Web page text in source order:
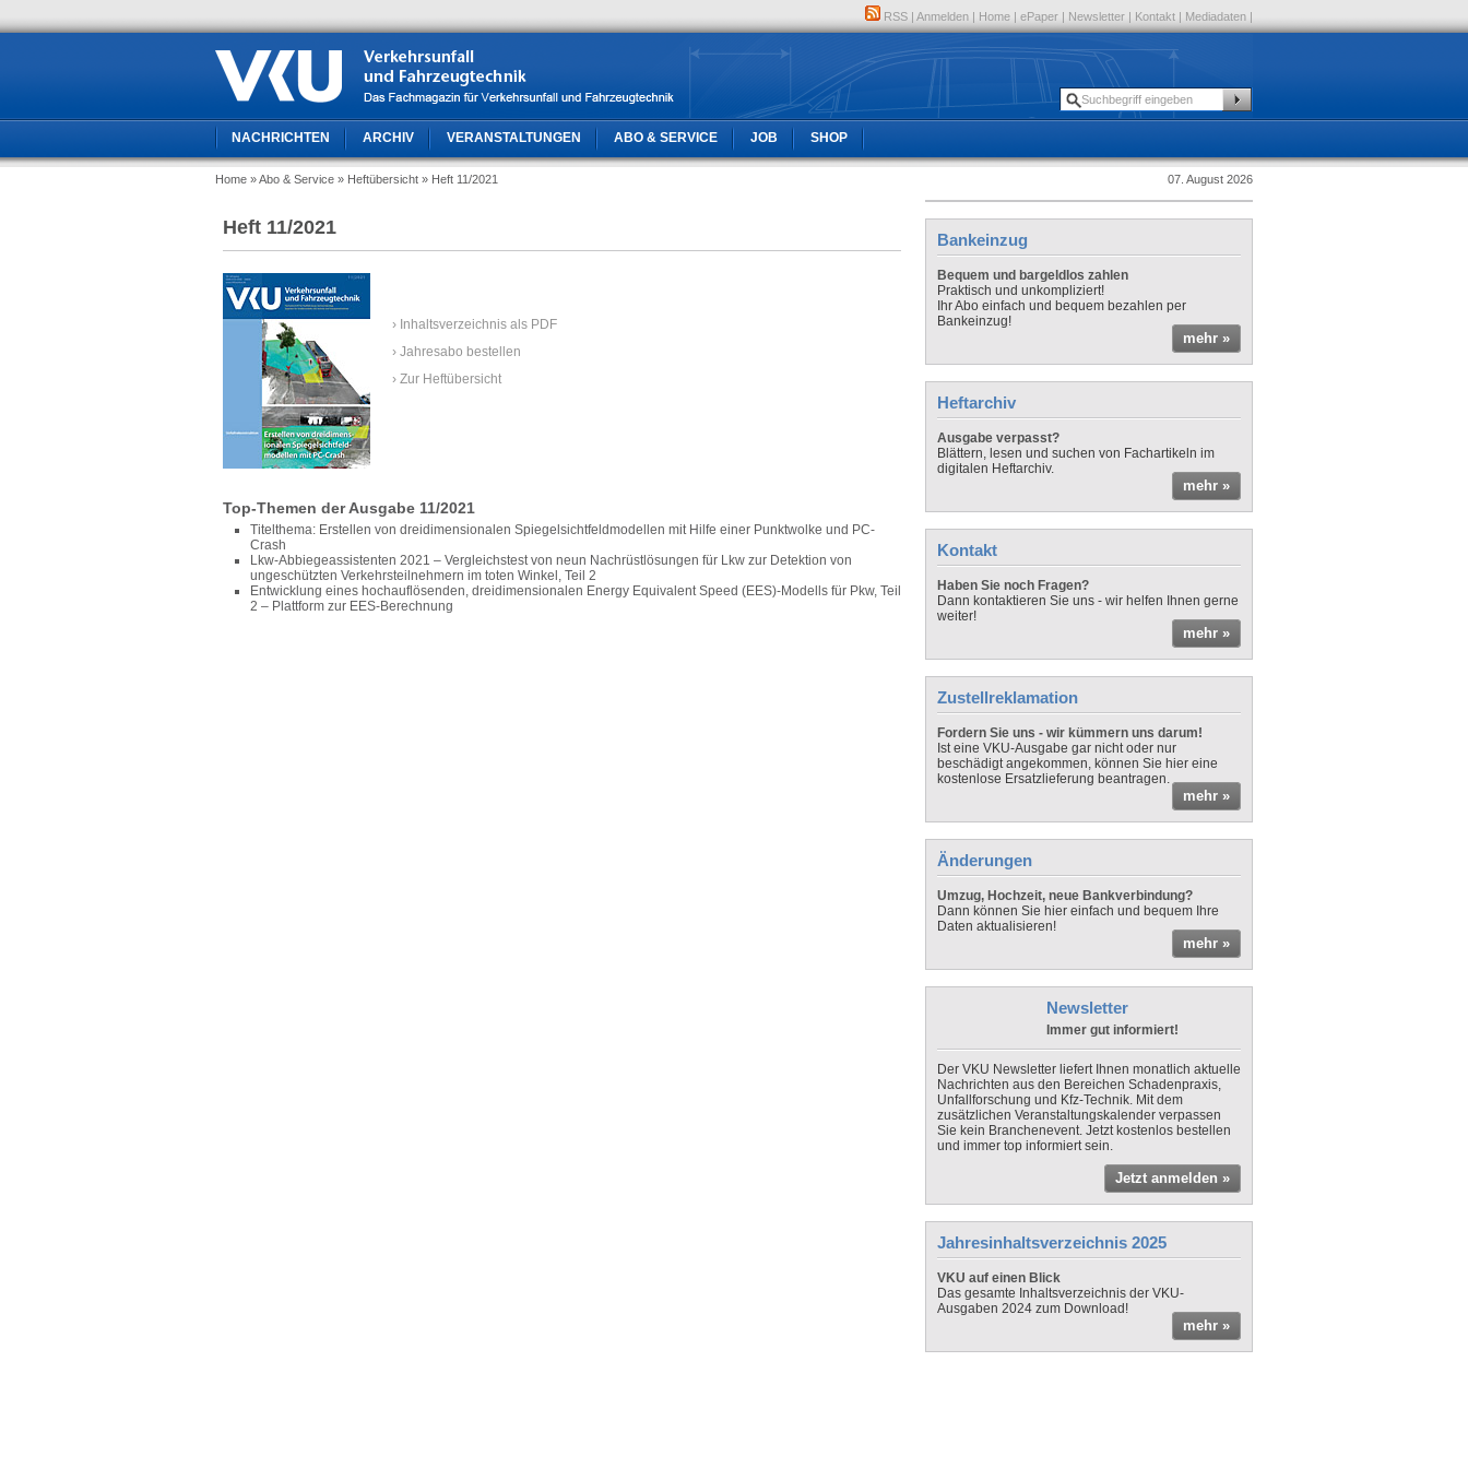
RSS | Anmelden | Home | ePaper | Newsletter | Kontakt | Mediadaten |
NACHRICHTEN ARCHIV VERANSTALTUNGEN ABO & SERVICE JOB SHOP
Home » Abo & Service » Heftübersicht » Heft 11/2021 07. August 2026
Heft 11/2021
› Inhaltsverzeichnis als PDF
› Jahresabo bestellen
› Zur Heftübersicht
Top-Themen der Ausgabe 11/2021
Titelthema: Erstellen von dreidimensionalen Spiegelsichtfeldmodellen mit Hilfe einer Punktwolke und PC-
Crash
Lkw-Abbiegeassistenten 2021 – Vergleichstest von neun Nachrüstlösungen für Lkw zur Detektion von
ungeschützten Verkehrsteilnehmern im toten Winkel, Teil 2
Entwicklung eines hochauflösenden, dreidimensionalen Energy Equivalent Speed (EES)-Modells für Pkw, Teil
2 – Plattform zur EES-Berechnung
Bankeinzug
Bequem und bargeldlos zahlen
Praktisch und unkompliziert!
Ihr Abo einfach und bequem bezahlen per
Bankeinzug!
mehr »
Heftarchiv
Ausgabe verpasst?
Blättern, lesen und suchen von Fachartikeln im
digitalen Heftarchiv.
mehr »
Kontakt
Haben Sie noch Fragen?
Dann kontaktieren Sie uns - wir helfen Ihnen gerne
weiter!
mehr »
Zustellreklamation
Fordern Sie uns - wir kümmern uns darum!
Ist eine VKU-Ausgabe gar nicht oder nur
beschädigt angekommen, können Sie hier eine
kostenlose Ersatzlieferung beantragen.
mehr »
Änderungen
Umzug, Hochzeit, neue Bankverbindung?
Dann können Sie hier einfach und bequem Ihre
Daten aktualisieren!
mehr »
Newsletter
Immer gut informiert!
Der VKU Newsletter liefert Ihnen monatlich aktuelle
Nachrichten aus den Bereichen Schadenpraxis,
Unfallforschung und Kfz-Technik. Mit dem
zusätzlichen Veranstaltungskalender verpassen
Sie kein Branchenevent. Jetzt kostenlos bestellen
und immer top informiert sein.
Jetzt anmelden »
Jahresinhaltsverzeichnis 2025
VKU auf einen Blick
Das gesamte Inhaltsverzeichnis der VKU-
Ausgaben 2024 zum Download!
mehr »